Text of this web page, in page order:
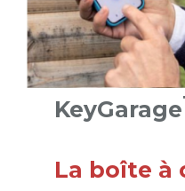
KeyGarage
La boîte à